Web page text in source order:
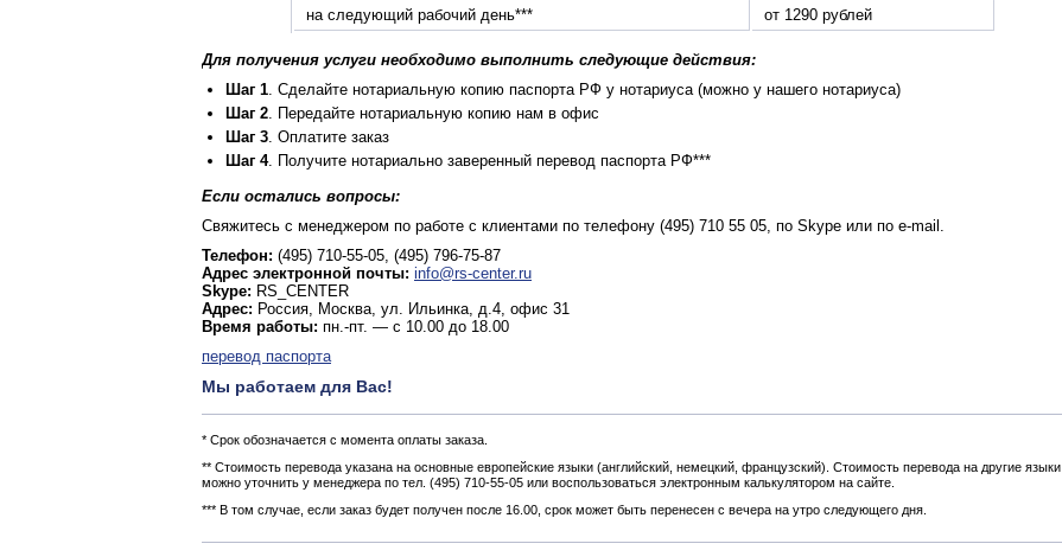
на следующий рабочий день***
от 1290 рублей
Для получения услуги необходимо выполнить следующие действия:
Шаг 1. Сделайте нотариальную копию паспорта РФ у нотариуса (можно у нашего нотариуса)
Шаг 2. Передайте нотариальную копию нам в офис
Шаг 3. Оплатите заказ
Шаг 4. Получите нотариально заверенный перевод паспорта РФ***
Если остались вопросы:
Свяжитесь с менеджером по работе с клиентами по телефону (495) 710 55 05, по Skype или по e-mail.
Телефон: (495) 710-55-05, (495) 796-75-87
Адрес электронной почты: info@rs-center.ru
Skype: RS_CENTER
Адрес: Россия, Москва, ул. Ильинка, д.4, офис 31
Время работы: пн.-пт. — с 10.00 до 18.00
перевод паспорта
Мы работаем для Вас!
* Срок обозначается с момента оплаты заказа.
** Стоимость перевода указана на основные европейские языки (английский, немецкий, французский). Стоимость перевода на другие языки
можно уточнить у менеджера по тел. (495) 710-55-05 или воспользоваться электронным калькулятором на сайте.
*** В том случае, если заказ будет получен после 16.00, срок может быть перенесен с вечера на утро следующего дня.